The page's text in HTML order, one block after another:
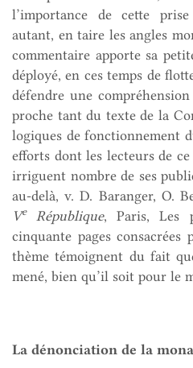
l’importance de cette
autant, en taire les angles
commentaire apporte sa
déployé, en ces temps de
défendre une
proche tant du texte de la
logiques de fonctionnement
efforts dont les lecteurs de
irriguent nombre de ses
au-delà, v. D. Baranger, O.
VeRépublique, Paris, Les
cinquante pages
thème témoignent du fait
mené, bien qu’il soit pour le
La dénonciation de la